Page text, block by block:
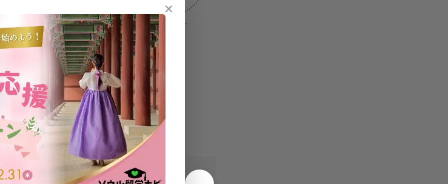
オートロック 冷蔵庫(ワンドア式) トイレ
✕